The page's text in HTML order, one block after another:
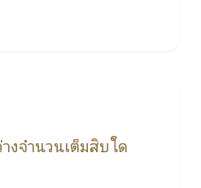
งจำนวนเต็มสิบใด